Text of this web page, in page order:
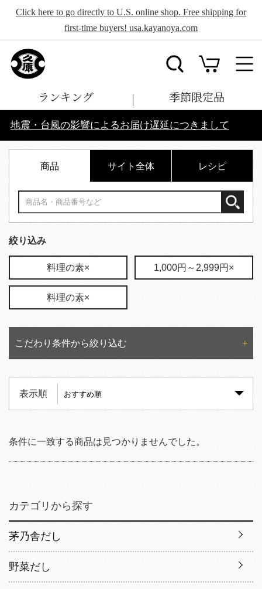
Click here to go directly to U.S. online shop. Free shipping for
first-time buyers! usa.kayanoya.com
ランキング 季節限定品
地震・台風の影響によるお届け遅延につきまして
商品 サイト全体 レシピ
絞り込み
料理の素× 1,000円～2,999円×
料理の素×
こだわり条件から絞り込む
表示順
条件に一致する商品は見つかりませんでした。
カテゴリから探す
茅乃舎だし
野菜だし